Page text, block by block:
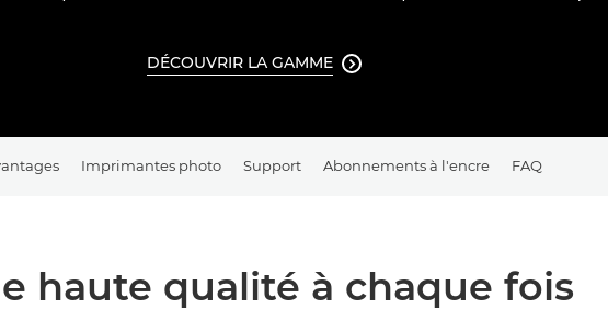
DÉCOUVRIR LA GAMME 
Imprimantes photo Support Abonnements à l'encre FAQ
haute qualité à chaque fois